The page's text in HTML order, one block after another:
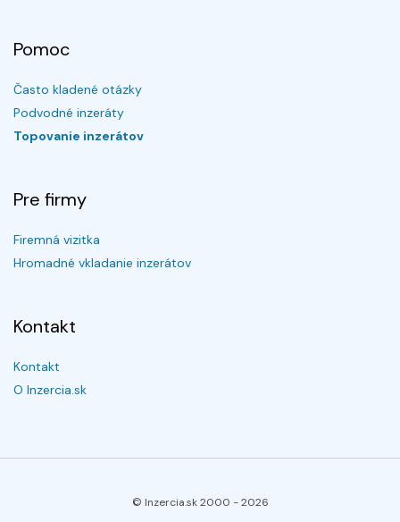
Pomoc
Často kladené otázky
Podvodné inzeráty
Topovanie inzerátov
Pre firmy
Firemná vizitka
Hromadné vkladanie inzerátov
Kontakt
Kontakt
O Inzercia.sk
© Inzercia.sk 2000 -2026